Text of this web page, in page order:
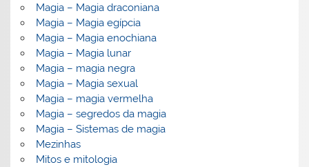
Magia – Magia draconiana
Magia – Magia egípcia
Magia – Magia enochiana
Magia – Magia lunar
Magia – magia negra
Magia – Magia sexual
Magia – magia vermelha
Magia – segredos da magia
Magia – Sistemas de magia
Mezinhas
Mitos e mitologia